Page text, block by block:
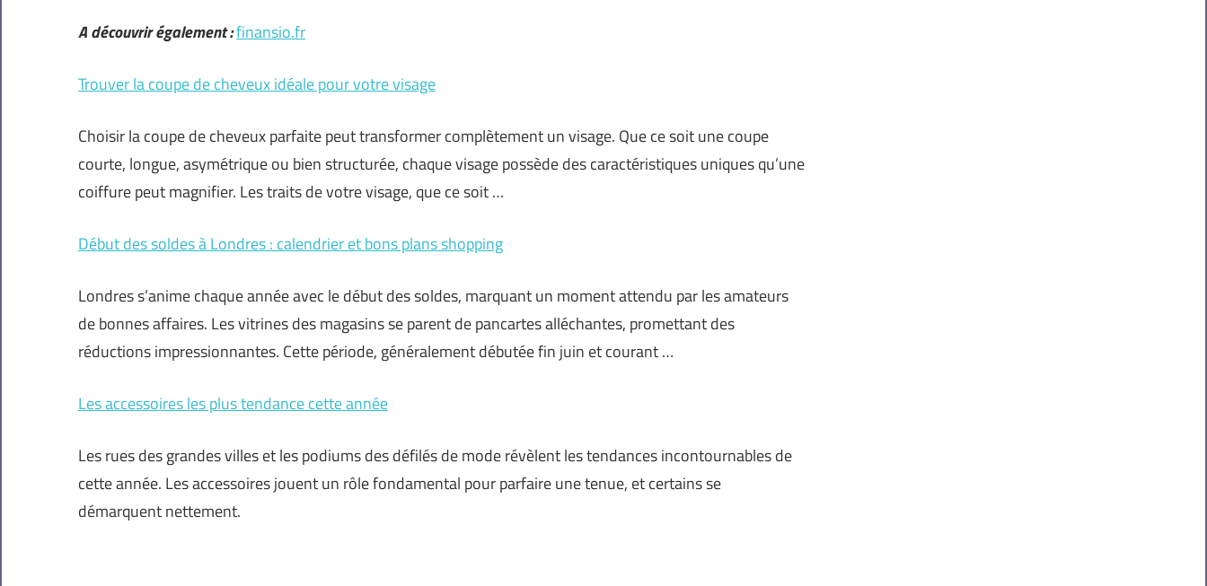
A découvrir également :finansio.fr
Trouver la coupe de cheveux idéale pour votre visage
Choisir la coupe de cheveux parfaite peut transformer complètement un visage. Que ce soit une coupe
courte, longue, asymétrique ou bien structurée, chaque visage possède des caractéristiques uniques qu’une
coiffure peut magnifier. Les traits de votre visage, que ce soit …
Début des soldes à Londres : calendrier et bons plans shopping
Londres s’anime chaque année avec le début des soldes, marquant un moment attendu par les amateurs
de bonnes affaires. Les vitrines des magasins se parent de pancartes alléchantes, promettant des
réductions impressionnantes. Cette période, généralement débutée fin juin et courant …
Les accessoires les plus tendance cette année
Les rues des grandes villes et les podiums des défilés de mode révèlent les tendances incontournables de
cette année. Les accessoires jouent un rôle fondamental pour parfaire une tenue, et certains se
démarquent nettement.